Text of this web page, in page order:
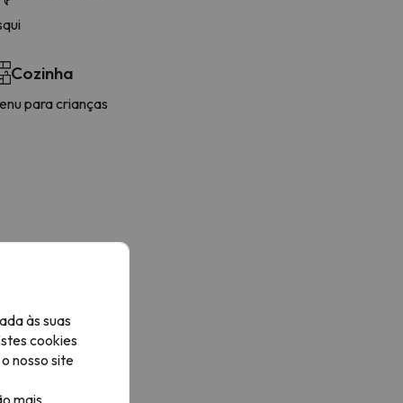
Cozinha
para crianças
às suas
cookies
nosso site
mais